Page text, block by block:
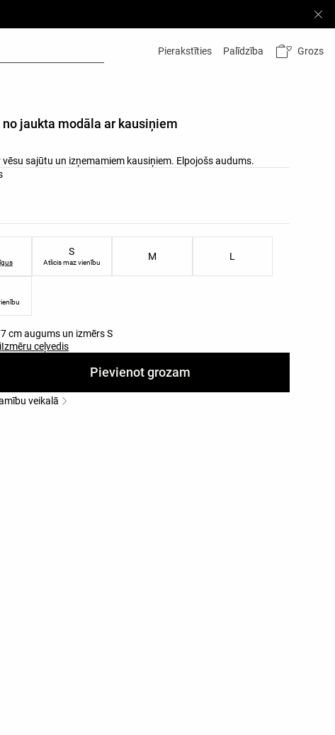
Pierakstīties Palīdzība Grozs
saraksts
no jaukta modāla ar kausiņiem
vēsu sajūtu un izņemamiem kausiņiem. Elpojošs audums.
saraksts
S
Atlicis maz vienību
M L
cm augums un izmērs S
Izmēru ceļvedis
Pievienot grozam
veikalā